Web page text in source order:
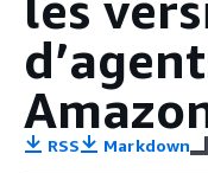
RSS Markdown